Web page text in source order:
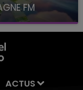
FM
8H10
ACTUS